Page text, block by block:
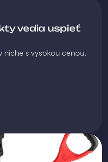
vedia uspieť
s vysokou cenou.